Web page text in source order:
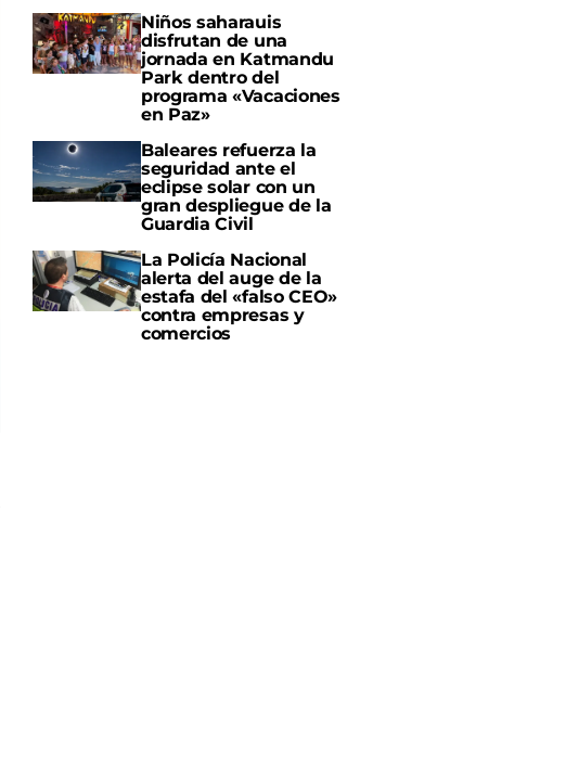
Niños saharauis
disfrutan de una
jornada en Katmandu
Park dentro del
programa «Vacaciones
en Paz»
Baleares refuerza la
seguridad ante el
eclipse solar con un
gran despliegue de la
Guardia Civil
La Policía Nacional
alerta del auge de la
estafa del «falso CEO»
contra empresas y
comercios